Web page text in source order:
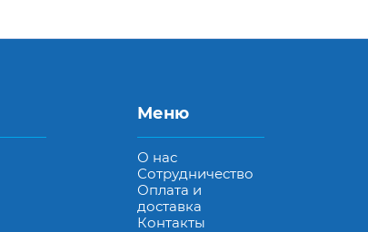
Меню
О нас
Сотрудничество
Оплата и
доставка
Контакты